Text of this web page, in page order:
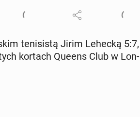
te­ni­si­stą Jirim Lehecką 5:7,
kortach Queens Club w Lon­